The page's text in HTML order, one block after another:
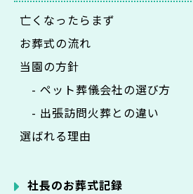
亡くなったらまず
お葬式の流れ
当園の方針
- ペット葬儀会社の選び方
- 出張訪問火葬との違い
選ばれる理由
社長のお葬式記録